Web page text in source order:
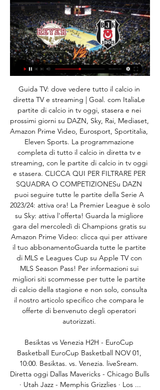
Guida TV: dove vedere tutto il calcio in
diretta TV e streaming | Goal. com ItaliaLe
partite di calcio in tv oggi, stasera e nei
prossimi giorni su DAZN, Sky, Rai, Mediaset,
Amazon Prime Video, Eurosport, Sportitalia,
Eleven Sports. La programmazione
completa di tutto il calcio in diretta tv e
streaming, con le partite di calcio in tv oggi
e stasera. CLICCA QUI PER FILTRARE PER
SQUADRA O COMPETIZIONESu DAZN
puoi seguire tutte le partite della Serie A
2023/24: attiva ora! La Premier League è solo
su Sky: attiva l'offerta! Guarda la migliore
gara del mercoledì di Champions gratis su
Amazon Prime Video: clicca qui per attivare
il tuo abbonamentoGuarda tutte le partite
di MLS e Leagues Cup su Apple TV con
MLS Season Pass! Per informazioni sui
migliori siti scommesse per tutte le partite
di calcio della stagione e non solo, consulta
il nostro articolo specifico che compara le
offerte di benvenuto degli operatori
autorizzati.
Besiktas vs Venezia H2H - EuroCup
Basketball EuroCup Basketball NOV 01,
10:00. Besiktas. vs. Venezia. liveSream.
Diretta oggi Dallas Mavericks - Chicago Bulls
· Utah Jazz - Memphis Grizzlies · Los ...